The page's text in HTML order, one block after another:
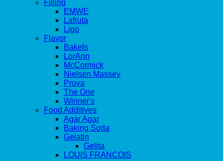
Filling
EMWE
Lafruta
Ligo
Flavor
Bakels
LorAnn
McCormick
Nielsen Massey
Prova
The One
Winner's
Food Additives
Agar Agar
Baking Soda
Gelatin
Gelita
LOUIS FRANCOIS